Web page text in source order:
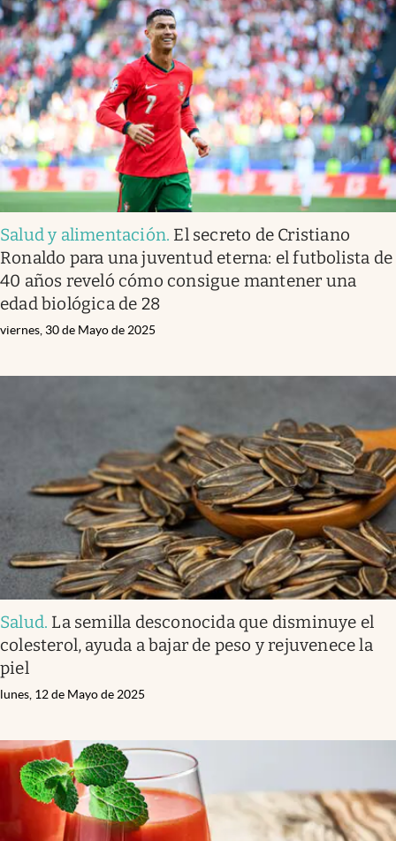
Salud y alimentación. El secreto de Cristiano
Ronaldo para una juventud eterna: el futbolista de
40 años reveló cómo consigue mantener una
edad biológica de 28
viernes, 30 de Mayo de 2025
Salud. La semilla desconocida que disminuye el
colesterol, ayuda a bajar de peso y rejuvenece la
piel
lunes, 12 de Mayo de 2025